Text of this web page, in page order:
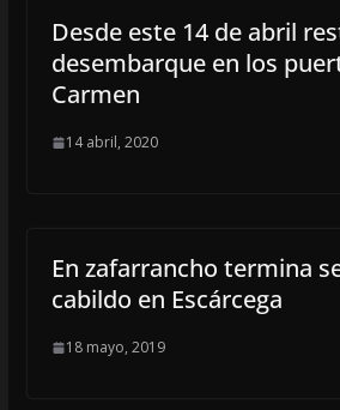
Desde este 14 de abril
desembarque en los
Carmen
14 abril, 2020
En zafarrancho termina
cabildo en Escárcega
18 mayo, 2019